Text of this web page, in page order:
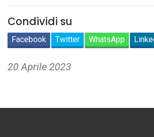
Condividi su
Facebook Twitter WhatsApp
20 Aprile 2023